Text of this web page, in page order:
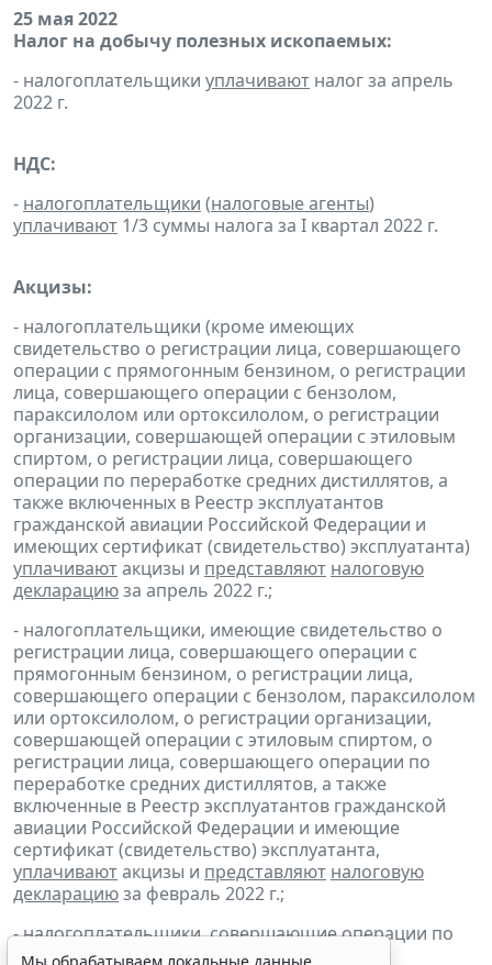
25 мая 2022
Налог на добычу полезных ископаемых:
- налогоплательщики уплачивают налог за апрель
2022 г.
НДС:
- налогоплательщики (налоговые агенты)
уплачивают 1/3 суммы налога за I квартал 2022 г.
Акцизы:
- налогоплательщики (кроме имеющих
свидетельство о регистрации лица, совершающего
операции с прямогонным бензином, о регистрации
лица, совершающего операции с бензолом,
параксилолом или ортоксилолом, о регистрации
организации, совершающей операции с этиловым
спиртом, о регистрации лица, совершающего
операции по переработке средних дистиллятов, а
также включенных в Реестр эксплуатантов
гражданской авиации Российской Федерации и
имеющих сертификат (свидетельство) эксплуатанта)
уплачиваютакцизы и представляют налоговую
декларациюза апрель 2022 г.;
- налогоплательщики, имеющие свидетельство о
регистрации лица, совершающего операции с
прямогонным бензином, о регистрации лица,
совершающего операции с бензолом, параксилолом
или ортоксилолом, о регистрации организации,
совершающей операции с этиловым спиртом, о
регистрации лица, совершающего операции по
переработке средних дистиллятов, а также
включенные в Реестр эксплуатантов гражданской
авиации Российской Федерации и имеющие
сертификат (свидетельство) эксплуатанта,
уплачиваютакцизы и представляют налоговую
декларациюза февраль 2022 г.;
- налогоплательщики, совершающие операции по
реализации бункерного топлива и